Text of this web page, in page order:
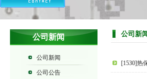
公司新闻
公司新闻
公司公告
公司新
[1530]热